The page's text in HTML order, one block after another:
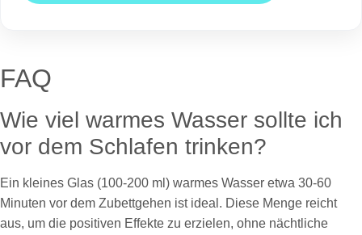
FAQ
Wie viel warmes Wasser sollte ich
vor dem Schlafen trinken?
Ein kleines Glas (100-200 ml) warmes Wasser etwa 30-60
Minuten vor dem Zubettgehen ist ideal. Diese Menge reicht
aus, um die positiven Effekte zu erzielen, ohne nächtliche